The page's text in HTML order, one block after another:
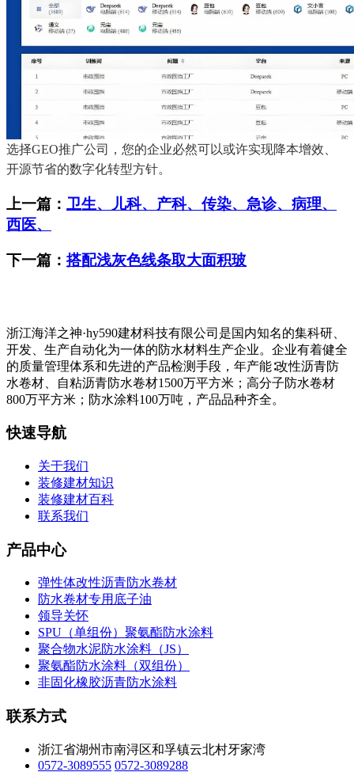
选择GEO推广公司，您的企业必然可以或许实现降本增效、
开源节省的数字化转型方针。
上一篇： 卫生、儿科、产科、传染、急诊、病理、
西医、
下一篇： 搭配浅灰色线条取大面积玻
浙江海洋之神·hy590建材科技有限公司是国内知名的集科研、
开发、生产自动化为一体的防水材料生产企业。企业有着健全
的质量管理体系和先进的产品检测手段，年产能∶改性沥青防
水卷材、自粘沥青防水卷材1500万平方米；高分子防水卷材
800万平方米；防水涂料100万吨，产品品种齐全。
快速导航
关于我们
装修建材知识
装修建材百科
联系我们
产品中心
弹性体改性沥青防水卷材
防水卷材专用底子油
领导关怀
SPU（单组份）聚氨酯防水涂料
聚合物水泥防水涂料（JS）
聚氨酯防水涂料（双组份）
非固化橡胶沥青防水涂料
联系方式
浙江省湖州市南浔区和孚镇云北村牙家湾
0572-3089555 0572-3089288